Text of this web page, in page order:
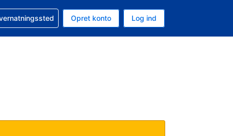
er Amerikanske dollar
sprog er Dansk
booking Opret konto Log ind